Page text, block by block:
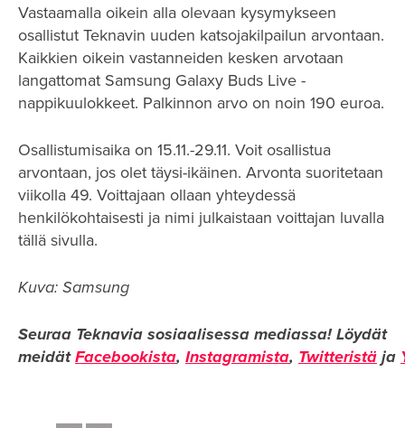
Vastaamalla oikein alla olevaan kysymykseen
osallistut Teknavin uuden katsojakilpailun arvontaan.
Kaikkien oikein vastanneiden kesken arvotaan
langattomat Samsung Galaxy Buds Live -
nappikuulokkeet. Palkinnon arvo on noin 190 euroa.
Osallistumisaika on 15.11.-29.11. Voit osallistua
arvontaan, jos olet täysi-ikäinen. Arvonta suoritetaan
viikolla 49. Voittajaan ollaan yhteydessä
henkilökohtaisesti ja nimi julkaistaan voittajan luvalla
tällä sivulla.
Kuva: Samsung
Seuraa Teknavia sosiaalisessa mediassa! Löydät
meidätFacebookista, Instagramista, Twitteristä ja